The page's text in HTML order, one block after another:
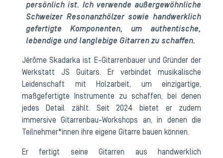
persönlich ist. Ich verwende außergewöhnliche
Schweizer Resonanzhölzer sowie handwerklich
gefertigte Komponenten, um authentische,
lebendige und langlebige Gitarren zu schaffen.
Jérôme Skadarka ist E-Gitarrenbauer und Gründer der
Werkstatt JS Guitars. Er verbindet musikalische
Leidenschaft mit Holzarbeit, um einzigartige,
maßgefertigte Instrumente zu schaffen, bei denen
jedes Detail zählt. Seit 2024 bietet er zudem
immersive Gitarrenbau-Workshops an, in denen die
Teilnehmer*innen ihre eigene Gitarre bauen können.
Er fertigt seine Gitarren aus handwerklich